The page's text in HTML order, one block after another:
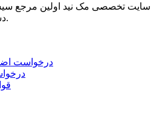
سایت تخصصی مک نید اولین مرجع
دستگاه‌های اپل در ایران است.
درخواست